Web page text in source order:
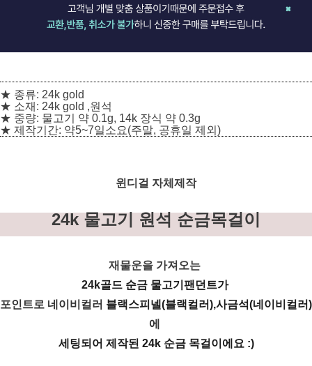
★ 종류: 24k gold
★ 소재: 24k gold ,원석
★ 중량: 물고기 약 0.1g, 14k 장식 약 0.3g
★ 제작기간: 약5~7일소요(주말, 공휴일 제외)
윈디걸 자체제작
24k 물고기 원석 순금목걸이
재물운을 가져오는
24k골드 순금 물고기팬던트가
포인트로 네이비컬러 블랙스피넬(블랙컬러),사금석(네이비컬러)
에
세팅되어 제작된 24k 순금 목걸이에요 :)